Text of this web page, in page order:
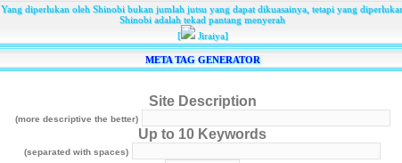
Yang diperlukan oleh Shinobi bukan jumlah jutsu yang dapat dikuasainya, tetapi yang
Shinobi adalah tekad pantang menyerah
[
Jiraiya]
META TAG GENERATOR
Site Description
(more descriptive the better)
Up to 10 Keywords
(separated with spaces)